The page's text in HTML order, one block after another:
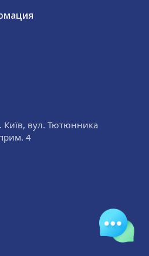
Київ, вул. Тютюнника
4